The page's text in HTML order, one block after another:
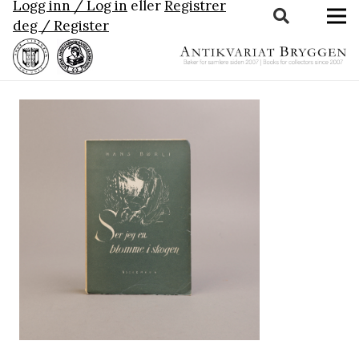
Logg inn / Log in ellerRegistrer
deg / Register